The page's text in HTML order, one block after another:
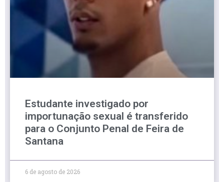
Estudante investigado por
importunação sexual é transferido
para o Conjunto Penal de Feira de
Santana
6 de agosto de 2026